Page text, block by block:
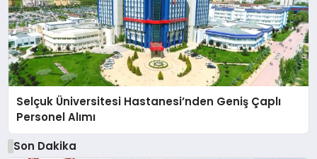
Selçuk Üniversitesi Hastanesi’nden Geniş Çaplı
Personel Alımı
Son Dakika